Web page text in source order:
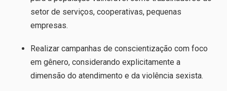
setor de serviços, cooperativas, pequenas
empresas.
Realizar campanhas de conscientização com foco
em gênero, considerando explicitamente a
dimensão do atendimento e da violência sexista.